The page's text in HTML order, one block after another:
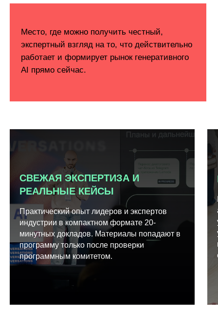
СВЕЖАЯ ЭКСПЕРТИЗА И
РЕАЛЬНЫЕ КЕЙСЫ
Практический опыт лидеров и экспертов
индустрии в компактном формате 20-
минутных докладов. Материалы попадают в
программу только после проверки
программным комитетом.